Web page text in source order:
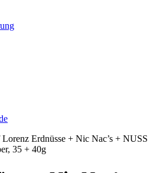
Lorenz Erdnüsse + Nic Nac’s + NUSS
35 + 40g